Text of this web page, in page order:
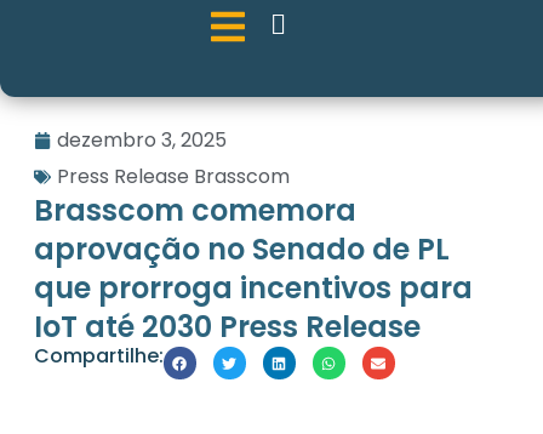
dezembro 3, 2025
Press Release Brasscom
Brasscom comemora
aprovação no Senado de PL
que prorroga incentivos para
IoT até 2030 Press Release
Compartilhe: